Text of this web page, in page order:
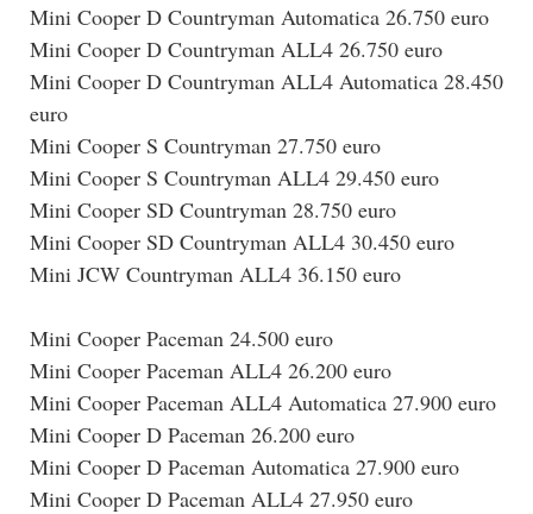
Mini Cooper D Countryman Automatica 26.750 euro
Mini Cooper D Countryman ALL4 26.750 euro
Mini Cooper D Countryman ALL4 Automatica 28.450
euro
Mini Cooper S Countryman 27.750 euro
Mini Cooper S Countryman ALL4 29.450 euro
Mini Cooper SD Countryman 28.750 euro
Mini Cooper SD Countryman ALL4 30.450 euro
Mini JCW Countryman ALL4 36.150 euro
Mini Cooper Paceman 24.500 euro
Mini Cooper Paceman ALL4 26.200 euro
Mini Cooper Paceman ALL4 Automatica 27.900 euro
Mini Cooper D Paceman 26.200 euro
Mini Cooper D Paceman Automatica 27.900 euro
Mini Cooper D Paceman ALL4 27.950 euro